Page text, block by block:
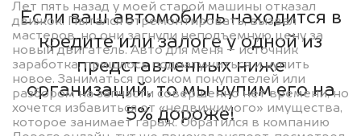
Лет пять назад у моей старой машины отказал
движок. Пытался отремонтировать, вызвал
мастеров, но они загнули неподъемную цену за
новый двигатель. Авто для меня – источник
заработка, пришлось поднатужиться и купить
новое. Заниматься поиском покупателей или
разбором на запчасти совершенно нет времени, но
хочется избавиться от «недвижимого» имущества,
которое занимает гараж. Обратился в компанию
Если ваш автомобиль находится в
кредите или залоге у одной из
представленных ниже
организаций, то мы купим его на
5% дороже!